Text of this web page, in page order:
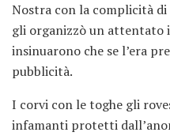
Nostra con la complicità
gli organizzò un attentato
insinuarono che se l’era
pubblicità.
I corvi con le toghe gli
infamanti protetti